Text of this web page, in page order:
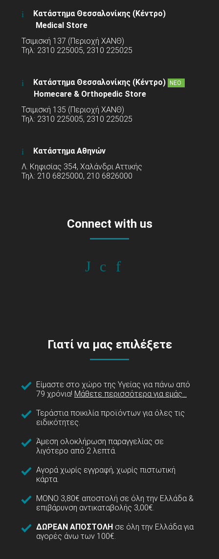
Κατάστημα Θεσσαλονίκης (Κέντρο)
Medical Store
Τσιμισκή 137 (Περιοχή ΧΑΝΘ)
Τηλ: 2310 225005, 2310 225025
Κατάστημα Θεσσαλονίκης (Κέντρο) ΝΕΟ
Homecare & Orthopedic Store
Τσιμισκή 135 (Περιοχή ΧΑΝΘ)
Τηλ: 2310 225005, 2310 225025
Κατάστημα Αθηνών
Λ. Κηφισίας 354, Χαλάνδρι Αττικής
Τηλ: 210 6825000, 210 6826000
Connect with us
Γιατί να μας επιλέξετε
Είμαστε στο χώρο της Υγείας για πάνω από
79 χρόνια! Μάθετε περισσότερα για εμάς...
Τεράστια ποικιλία προϊόντων για όλες τις
ειδικότητες.
Άμεση ολοκλήρωση παραγγελίας σε
λιγότερο από 2 λεπτά.
Αγορά χωρίς εγγραφή, χωρίς πιστωτική
κάρτα.
ΜΟΝΟ 3,80€ αποστολή σε όλη την Ελλάδα &
επιβάρυνση αντικαταβολής 3,00€.
ΔΩΡΕΑΝ ΑΠΟΣΤΟΛΗ σε όλη την Ελλάδα για
αγορές άνω των 100€.